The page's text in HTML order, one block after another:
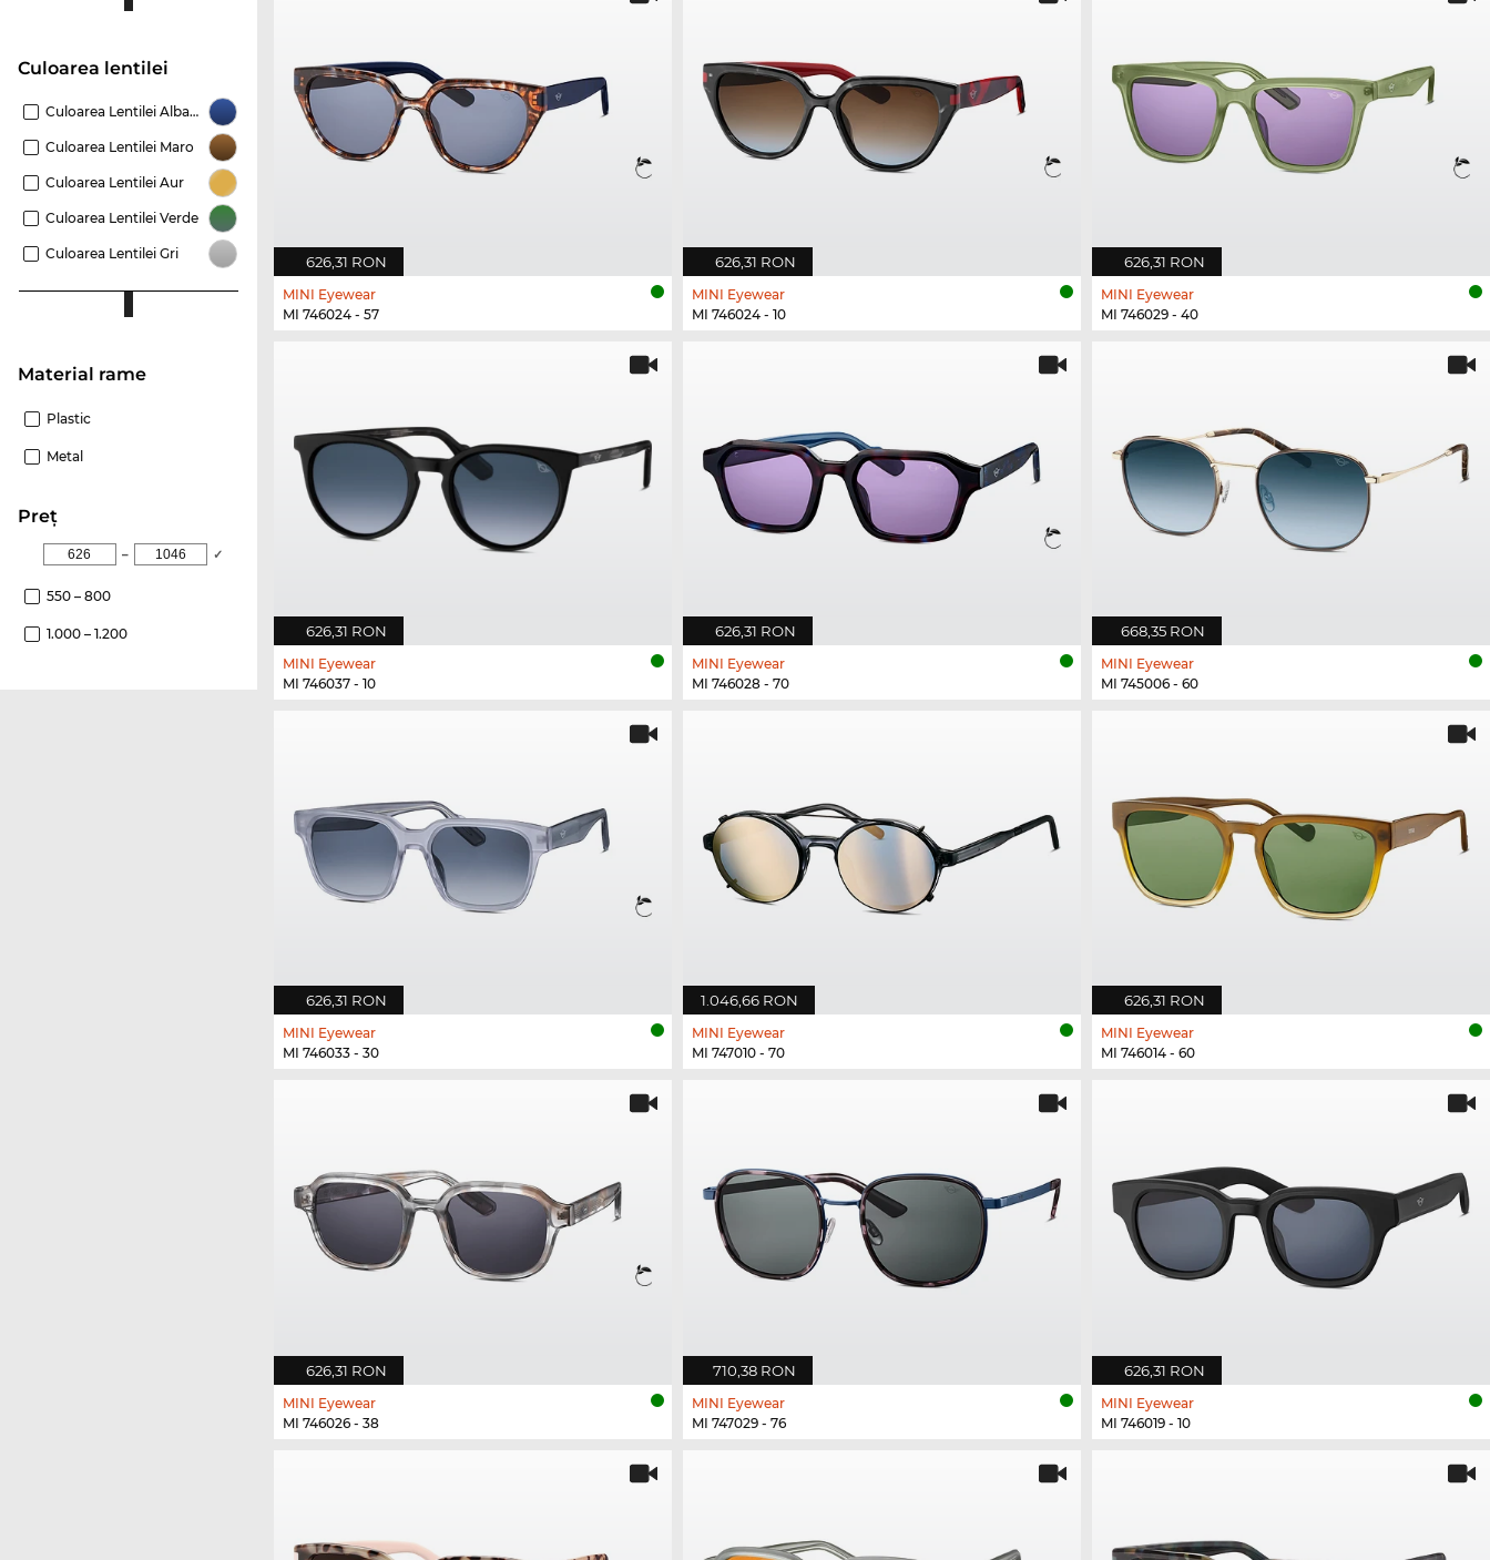
Culoarea lentilei
Culoarea Lentilei Albastru
Culoarea Lentilei Maro
Culoarea Lentilei Aur
Culoarea Lentilei Verde
Culoarea Lentilei Gri
Material rame
Plastic
Metal
Preţ
– ✓
550 – 800
1.000 – 1.200
626,31 RON
MINI Eyewear
MI 746024 - 57
626,31 RON
MINI Eyewear
MI 746024 - 10
626,31 RON
MINI Eyewear
MI 746029 - 40
626,31 RON
MINI Eyewear
MI 746037 - 10
626,31 RON
MINI Eyewear
MI 746028 - 70
668,35 RON
MINI Eyewear
MI 745006 - 60
626,31 RON
MINI Eyewear
MI 746033 - 30
1.046,66 RON
MINI Eyewear
MI 747010 - 70
626,31 RON
MINI Eyewear
MI 746014 - 60
626,31 RON
MINI Eyewear
MI 746026 - 38
710,38 RON
MINI Eyewear
MI 747029 - 76
626,31 RON
MINI Eyewear
MI 746019 - 10